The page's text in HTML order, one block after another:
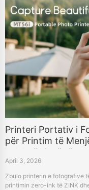
Printeri Portativ i
për Printim të
celularët janë të
April 3, 2026
Zbulo printerin e fotografive
printimin zero-ink të ZINK